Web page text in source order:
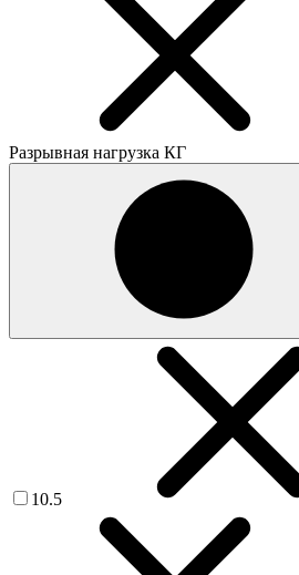
Разрывная нагрузка КГ
10.5